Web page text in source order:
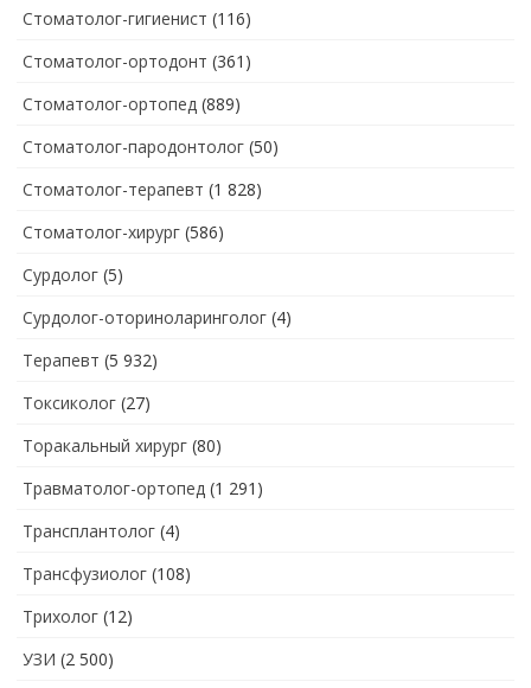
Стоматолог-гигиенист (116)
Стоматолог-ортодонт (361)
Стоматолог-ортопед (889)
Стоматолог-пародонтолог (50)
Стоматолог-терапевт (1 828)
Стоматолог-хирург (586)
Сурдолог (5)
Сурдолог-оториноларинголог (4)
Терапевт (5 932)
Токсиколог (27)
Торакальный хирург (80)
Травматолог-ортопед (1 291)
Трансплантолог (4)
Трансфузиолог (108)
Трихолог (12)
УЗИ (2 500)